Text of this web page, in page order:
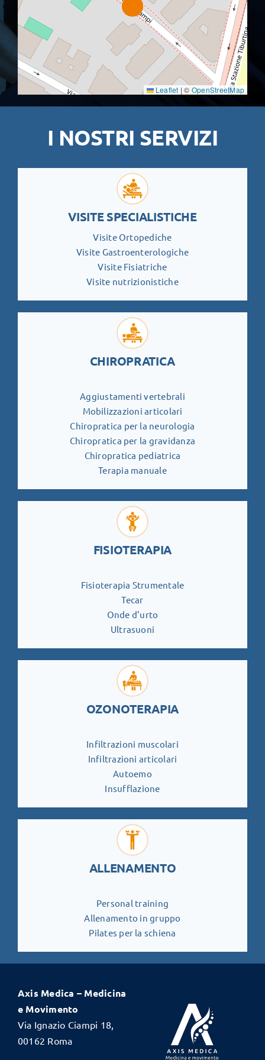
Leaflet | © OpenStreetMap
I NOSTRI SERVIZI
VISITE SPECIALISTICHE
Visite Ortopediche
Visite Gastroenterologiche
Visite Fisiatriche
Visite nutrizionistiche
CHIROPRATICA
Aggiustamenti vertebrali
Mobilizzazioni articolari
Chiropratica per la neurologia
Chiropratica per la gravidanza
Chiropratica pediatrica
Terapia manuale
FISIOTERAPIA
Fisioterapia Strumentale
Tecar
Onde d’urto
Ultrasuoni
OZONOTERAPIA
Infiltrazioni muscolari
Infiltrazioni articolari
Autoemo
Insufflazione
ALLENAMENTO
Personal training
Allenamento in gruppo
Pilates per la schiena
Axis Medica – Medicina
e Movimento
Via Ignazio Ciampi 18,
00162 Roma